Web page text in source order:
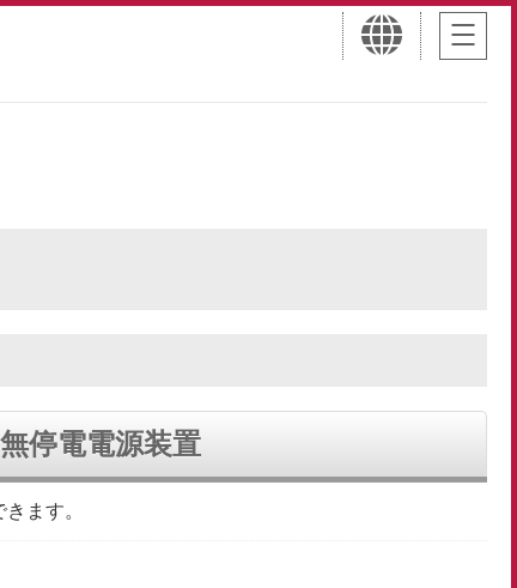
無停電電源装置
ます。